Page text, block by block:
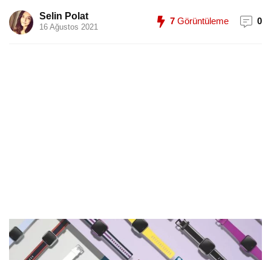
Selin Polat
16 Ağustos 2021
7 Görüntüleme 0